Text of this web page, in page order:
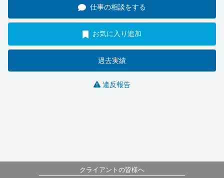
仕事の相談をする
お気に入り追加
過去実績
違反報告
クライアントの皆様へ